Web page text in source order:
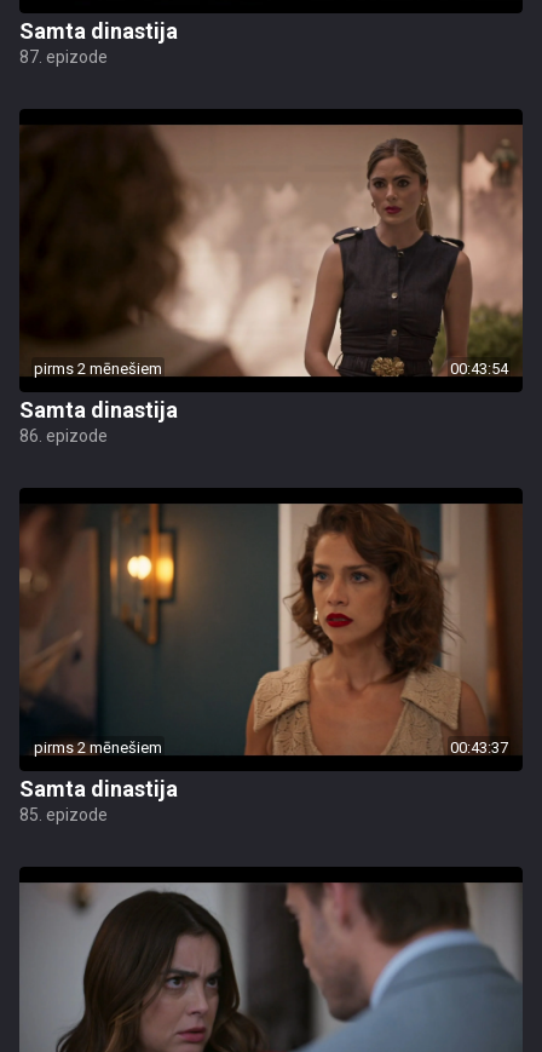
Samta dinastija
87. epizode
pirms 2 mēnešiem 00:43:54
Samta dinastija
86. epizode
pirms 2 mēnešiem 00:43:37
Samta dinastija
85. epizode